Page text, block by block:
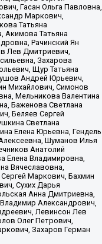
Гасан Ольга Павловна,
Маркович,
Татьяна
Акимова Татьяна
Рачинский Ян
Лев Дмитриевич,
Захарова
Щур Татьяна
Андрей Юрьевич,
Михайлович, Симонов
Мельникова Валентина
Баженова Светлана
Беляев Сергей
Светлана
Елена Юрьевна, Гендель
Шуманов Илья
Анатолий
Елена Владимировна,
Вячеславовна,
Маркович, Бахмин
Сухих Дарья
Анна Дмитриевна,
Александрович,
Левинсон Лев
Олег Петрович,
Захаров Герман